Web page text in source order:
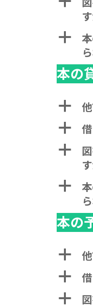
a
本の
a
a
a
a
本の
a
a
a